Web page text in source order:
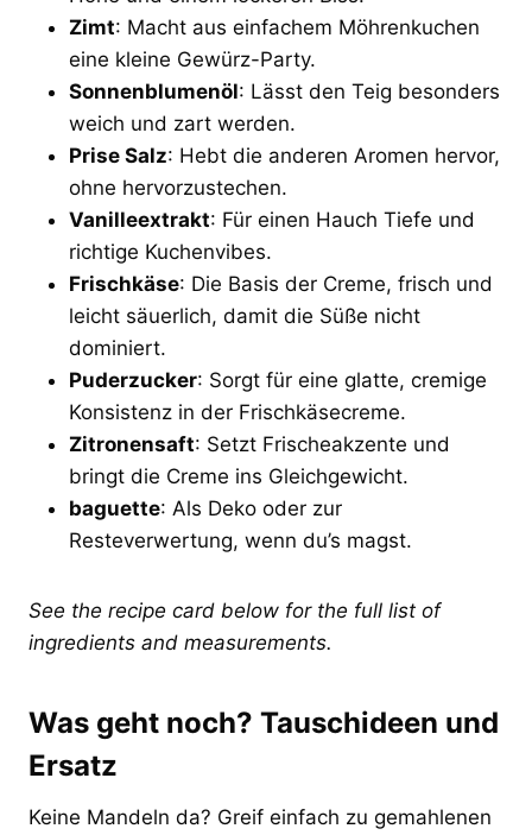
Zimt: Macht aus einfachem Möhrenkuchen
eine kleine Gewürz-Party.
Sonnenblumenöl: Lässt den Teig besonders
weich und zart werden.
Prise Salz: Hebt die anderen Aromen hervor,
ohne hervorzustechen.
Vanilleextrakt: Für einen Hauch Tiefe und
richtige Kuchenvibes.
Frischkäse: Die Basis der Creme, frisch und
leicht säuerlich, damit die Süße nicht
dominiert.
Puderzucker: Sorgt für eine glatte, cremige
Konsistenz in der Frischkäsecreme.
Zitronensaft: Setzt Frischeakzente und
bringt die Creme ins Gleichgewicht.
baguette: Als Deko oder zur
Resteverwertung, wenn du’s magst.
See the recipe card below for the full list of
ingredients and measurements.
Was geht noch? Tauschideen und
Ersatz
Keine Mandeln da? Greif einfach zu gemahlenen